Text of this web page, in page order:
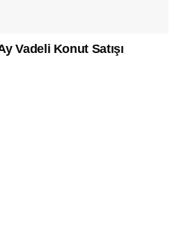
Vadeli Konut Satışı